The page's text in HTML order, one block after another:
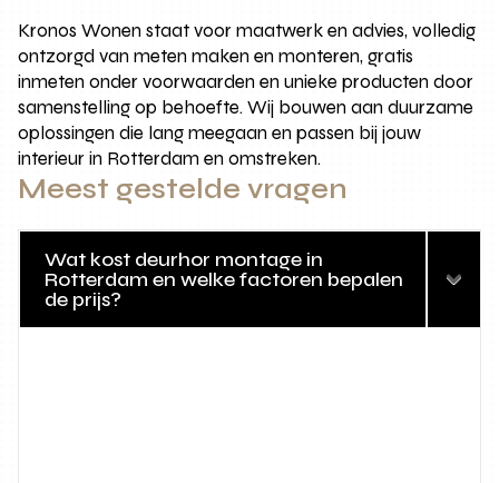
Kronos Wonen staat voor maatwerk en advies, volledig
ontzorgd van meten maken en monteren, gratis
inmeten onder voorwaarden en unieke producten door
samenstelling op behoefte. Wij bouwen aan duurzame
oplossingen die lang meegaan en passen bij jouw
interieur in Rotterdam en omstreken.
Meest gestelde vragen
Wat kost deurhor montage in
Rotterdam en welke factoren bepalen
de prijs?